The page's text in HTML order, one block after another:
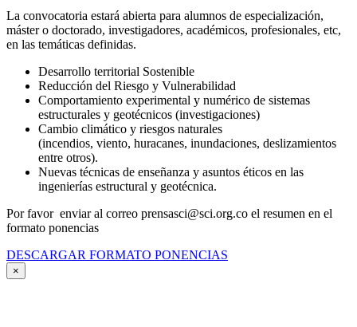
La convocatoria estará abierta para alumnos de especialización,
máster o doctorado, investigadores, académicos, profesionales, etc,
en las temáticas definidas.
Desarrollo territorial Sostenible
Reducción del Riesgo y Vulnerabilidad
Comportamiento experimental y numérico de sistemas
estructurales y geotécnicos (investigaciones)
Cambio climático y riesgos naturales
(incendios, viento, huracanes, inundaciones, deslizamientos
entre otros).
Nuevas técnicas de enseñanza y asuntos éticos en las
ingenierías estructural y geotécnica.
Por favor enviar al correo prensasci@sci.org.co el resumen en el
formato ponencias
DESCARGAR FORMATO PONENCIAS
×